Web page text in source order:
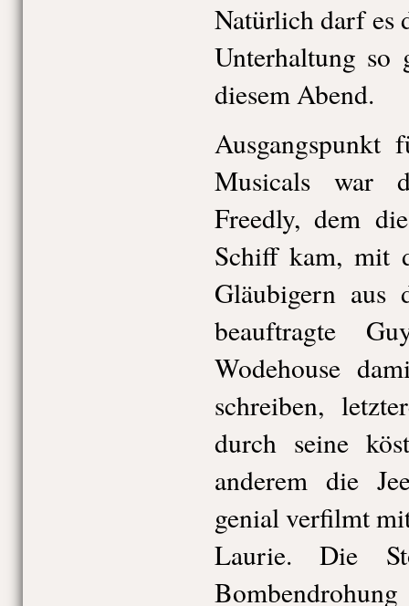
Natürlich darf es
Unterhaltung so
diesem Abend.
Ausgangspunkt
Musicals war
Freedly, dem
Schiff kam, mit
Gläubigern aus
beauftragte
Wodehouse
schreiben,
durch seine
anderem die
genial verfilmt
Laurie. Die